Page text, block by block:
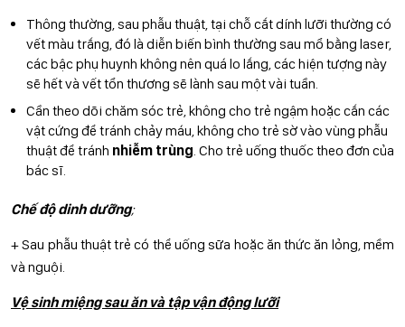
Thông thường, sau phẫu thuật, tại chỗ cắt dính lưỡi thường có
vết màu trắng, đó là diễn biến bình thường sau mổ bằng laser,
các bậc phụ huynh không nên quá lo lắng, các hiện tượng này
sẽ hết và vết tổn thương sẽ lành sau một vài tuần.
Cần theo dõi chăm sóc trẻ, không cho trẻ ngậm hoặc cắn các
vật cứng để tránh chảy máu, không cho trẻ sờ vào vùng phẫu
thuật để tránh nhiễm trùng . Cho trẻ uống thuốc theo đơn của
bác sĩ.
Chế độ dinh dưỡng;
+ Sau phẫu thuật trẻ có thể uống sữa hoặc ăn thức ăn lỏng, mềm
và nguội.
Vệ sinh miệng sau ăn và tập vận động lưỡi